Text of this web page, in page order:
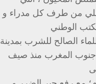
من طرف كل مدراء و
الوطني
الصالح للشرب بمدينة
جنوب المغرب منذ صيف